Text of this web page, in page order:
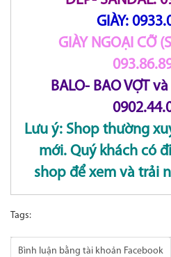
GIÀY:
GIÀY NGOẠI CỠ
BALO- BAO VỢT
Lưu ý: Shop thường
mới. Quý khách có
shop để xem và trải
Tags:
Bình luận bằng tài khoản Facebook